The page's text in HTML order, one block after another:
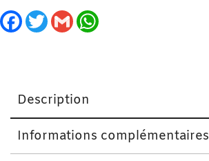
Facebook
TwitterGmail
Description
Informations complémentaires